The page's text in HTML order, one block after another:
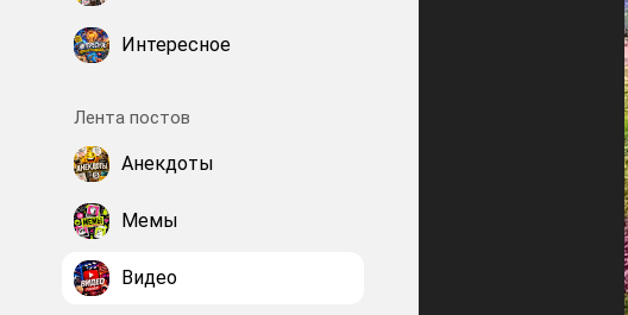
Интересное
Лента постов
Анекдоты
Мемы
Видео